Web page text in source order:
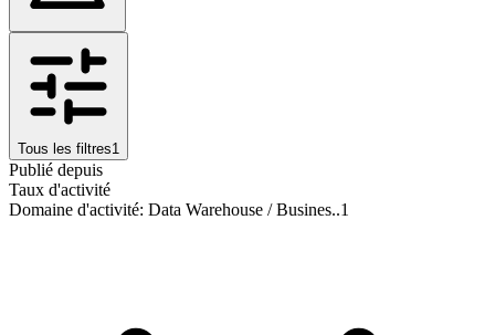
Tous les filtres1
Publié depuis
Taux d'activité
Domaine d'activité: Data Warehouse / Busines..1